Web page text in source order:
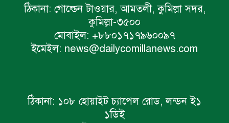
ঠিকানা: গোল্ডেন টাওয়ার, আমতলী, কুমিল্লা সদর,
কুমিল্লা-৩৫০০
মোবাইল: +৮৮০১৭১৭৯৬০০৯৭
ইমেইল: news@dailycomillanews.com
ঠিকানা: ১০৮ হোয়াইট চ্যাপেল রোড, লন্ডন ই১
১ডিই